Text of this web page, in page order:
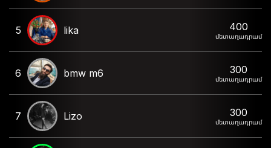
5 lika 400
մետաղադրամ
6 bmw m6 300
մետաղադրամ
7 Lizo 300
մետաղադրամ